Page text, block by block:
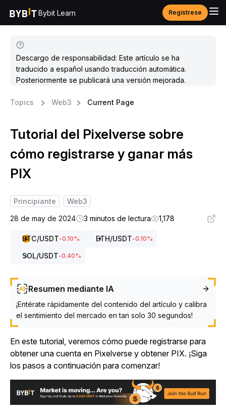
Bybit Learn Regístrese
Descargo de responsabilidad: Este artículo se ha
traducido a español usando traducción automática.
Posteriormente se publicará una versión mejorada.
Topics Web3 Current Page
Tutorial del Pixelverse sobre
cómo registrarse y ganar más
PIX
Principiante
Web3
28 de may de 2024
3 minutos de lectura 1,178
BTC/USDT-0.10% ETH/USDT-0.10%
SOL/USDT-0.40%
Resumen mediante IA
¡Entérate rápidamente del contenido del artículo y calibra
el sentimiento del mercado en tan solo 30 segundos!
En este tutorial, veremos cómo puede registrarse para
obtener una cuenta en Pixelverse y obtener PIX. ¡Siga
los pasos a continuación para comenzar!